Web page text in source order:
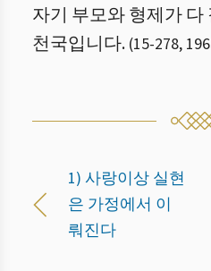
자기 부모와 형제가 다
천국입니다. (15-278,
1) 사랑이상 실현
은 가정에서 이
뤄진다